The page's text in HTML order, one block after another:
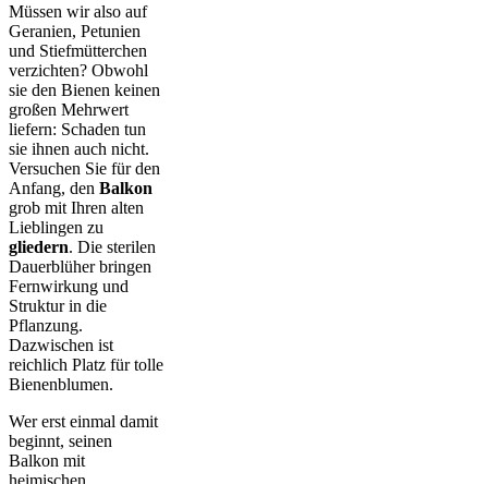
Müssen wir also auf
Geranien, Petunien
und Stiefmütterchen
verzichten? Obwohl
sie den Bienen keinen
großen Mehrwert
liefern: Schaden tun
sie ihnen auch nicht.
Versuchen Sie für den
Anfang, den Balkon
grob mit Ihren alten
Lieblingen zu
gliedern. Die sterilen
Dauerblüher bringen
Fernwirkung und
Struktur in die
Pflanzung.
Dazwischen ist
reichlich Platz für tolle
Bienenblumen.
Wer erst einmal damit
beginnt, seinen
Balkon mit
heimischen